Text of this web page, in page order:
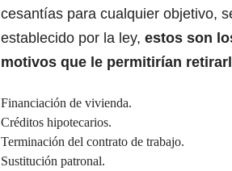
cesantías para cualquier objetivo,
establecido por la ley, estos son
motivos que le permitirían
Financiación de vivienda.
Créditos hipotecarios.
Terminación del contrato de trabajo.
Sustitución patronal.